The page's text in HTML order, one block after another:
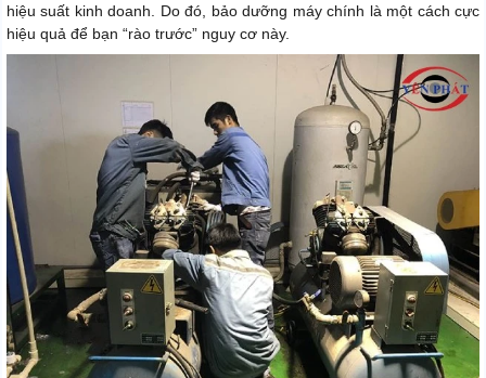
hiệu suất kinh doanh. Do đó, bảo dưỡng máy chính là một cách cực
hiệu quả để bạn “rào trước” nguy cơ này.